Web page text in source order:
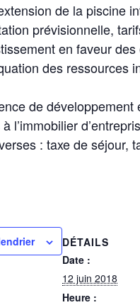
de la piscine
prévisionnelle,
en faveur
des ressources
de
l’immobilier
: taxe de séjour,
DÉTAILS
Date :
12 juin 2018
Heure :